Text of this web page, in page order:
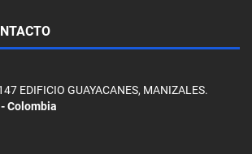
EDIFICIO GUAYACANES, MANIZALES.
Colombia